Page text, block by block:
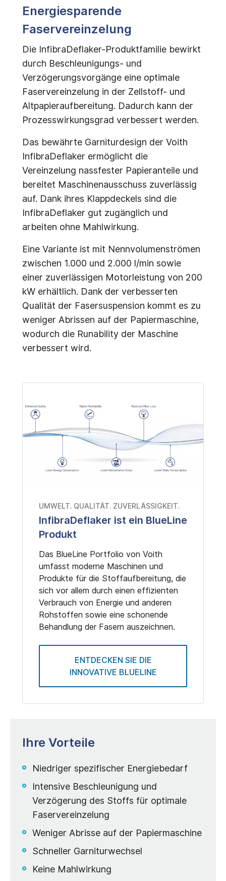
Energiesparende
Faservereinzelung
Die InfibraDeflaker-Produktfamilie bewirkt
durch Beschleunigungs- und
Verzögerungsvorgänge eine optimale
Faservereinzelung in der Zellstoff- und
Altpapieraufbereitung. Dadurch kann der
Prozesswirkungsgrad verbessert werden.
Das bewährte Garniturdesign der Voith
InfibraDeflaker ermöglicht die
Vereinzelung nassfester Papieranteile und
bereitet Maschinenausschuss zuverlässig
auf. Dank ihres Klappdeckels sind die
InfibraDeflaker gut zugänglich und
arbeiten ohne Mahlwirkung.
Eine Variante ist mit Nennvolumenströmen
zwischen 1.000 und 2.000 l/min sowie
einer zuverlässigen Motorleistung von 200
kW erhältlich. Dank der verbesserten
Qualität der Fasersuspension kommt es zu
weniger Abrissen auf der Papiermaschine,
wodurch die Runability der Maschine
verbessert wird.
UMWELT. QUALITÄT. ZUVERLÄSSIGKEIT.
InfibraDeflaker ist ein BlueLine
Produkt
Das BlueLine Portfolio von Voith
umfasst moderne Maschinen und
Produkte für die Stoffaufbereitung, die
sich vor allem durch einen effizienten
Verbrauch von Energie und anderen
Rohstoffen sowie eine schonende
Behandlung der Fasern auszeichnen.
ENTDECKEN SIE DIE
INNOVATIVE BLUELINE
Ihre Vorteile
Niedriger spezifischer Energiebedarf
Intensive Beschleunigung und
Verzögerung des Stoffs für optimale
Faservereinzelung
Weniger Abrisse auf der Papiermaschine
Schneller Garniturwechsel
Keine Mahlwirkung